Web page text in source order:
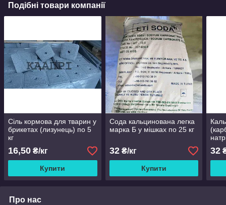
Подібні товари компанії
Сіль кормова для тварин у
брикетах (лизунець) по 5
кг
16,50 ₴/кг
Купити
Сода кальцинована легка
марка Б у мішках по 25 кг
32₴/кг
Купити
32
Про нас